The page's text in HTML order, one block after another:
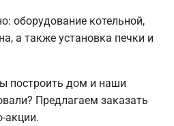
оборудование котельной,
а также установка печки и
построить дом и наши
Предлагаем заказать
акции.